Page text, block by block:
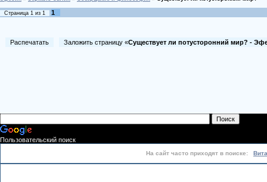
Страница 1 из 1 1
Распечатать Заложить страницу «Существует ли потусторонний мир? -
Пользовательский поиск
На сайт часто приходят в поиске: